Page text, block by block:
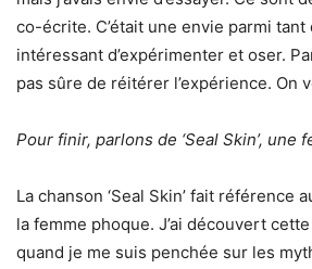
co-écrite. C’était une envie parmi tant
intéressant d’expérimenter et oser.
pas sûre de réitérer l’expérience. On
Pour finir, parlons de ‘Seal Skin’, une
La chanson ‘Seal Skin’ fait référence
la femme phoque. J’ai découvert
quand je me suis penchée sur les